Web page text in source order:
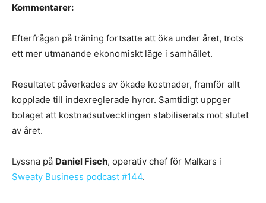
Kommentarer:
Efterfrågan på träning fortsatte att öka under året, trots
ett mer utmanande ekonomiskt läge i samhället.
Resultatet påverkades av ökade kostnader, framför allt
kopplade till indexreglerade hyror. Samtidigt uppger
bolaget att kostnadsutvecklingen stabiliserats mot slutet
av året.
Lyssna på Daniel Fisch, operativ chef för Malkars i
Sweaty Business podcast #144.